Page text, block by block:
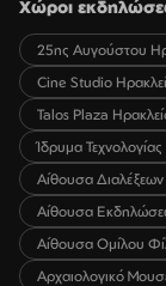
Χώροι
25ης Αυγούστου
Cine Studio
Talos Plaza
Ίδρυμα
Αίθουσα
Αίθουσα
Αίθουσα Ομίλου
Αρχαιολογικό